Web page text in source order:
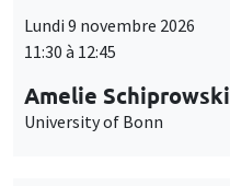
Lundi 9 novembre 2026
11:30 à 12:45
Amelie Schiprowski
University of Bonn